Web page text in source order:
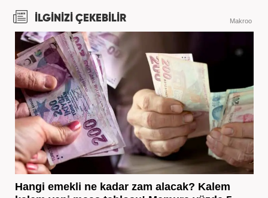
İLGİNİZİ ÇEKEBİLİR Makroo
Hangi emekli ne kadar zam alacak? Kalem